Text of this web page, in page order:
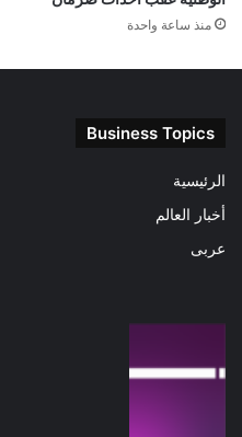
منذ ساعة واحدة
Business Topics
الرئيسية
أخبار العالم
عربى